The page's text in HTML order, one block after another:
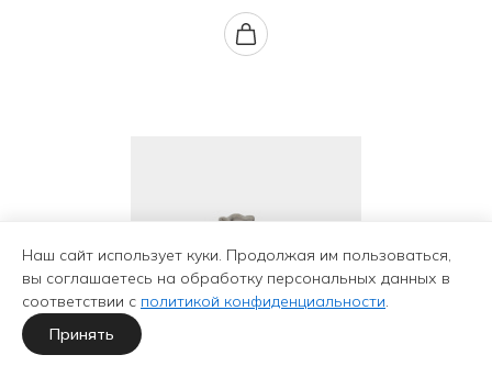
Наш сайт использует куки. Продолжая им пользоваться,
вы соглашаетесь на обработку персональных данных в
соответствии с политикой конфиденциальности.
Принять